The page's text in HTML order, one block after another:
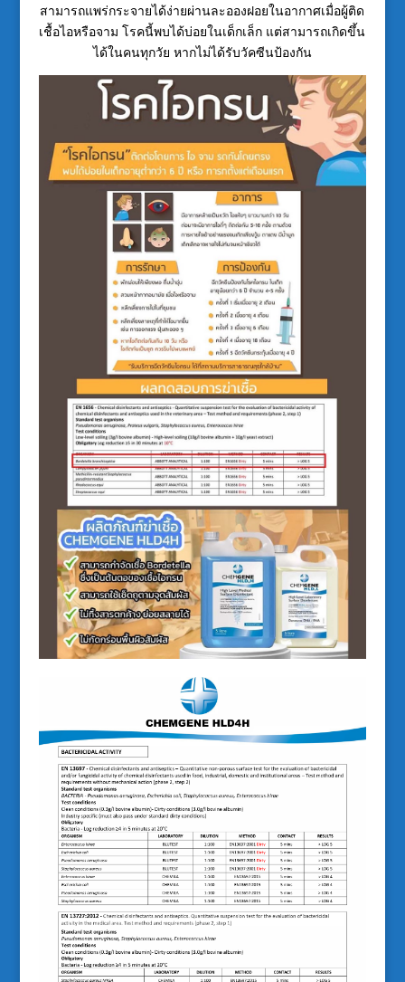
สามารถแพร่กระจายได้ง่ายผ่านละอองฝอยในอากาศเมื่อผู้ติด
เชื้อไอหรือจาม โรคนี้พบได้บ่อยในเด็กเล็ก แต่สามารถเกิดขึ้น
ได้ในคนทุกวัย หากไม่ได้รับวัคซีนป้องกัน